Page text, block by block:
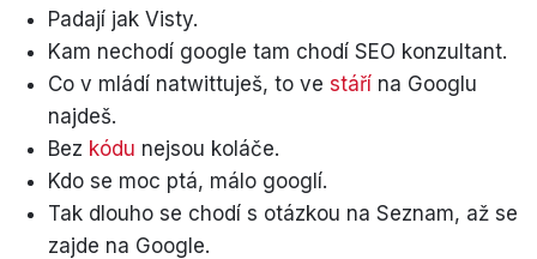
Padají jak Visty.
Kam nechodí google tam chodí SEO konzultant.
Co v mládí natwittuješ, to ve stáří na Googlu
najdeš.
Bez kódu nejsou koláče.
Kdo se moc ptá, málo googlí.
Tak dlouho se chodí s otázkou na Seznam, až se
zajde na Google.